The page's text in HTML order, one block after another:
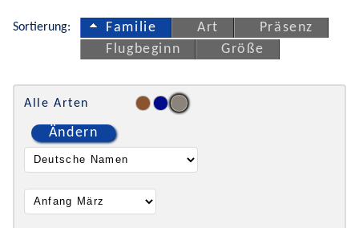
Sortierung: Familie Art
Präsenz
Flugbeginn
Größe
Alle Arten
Ändern